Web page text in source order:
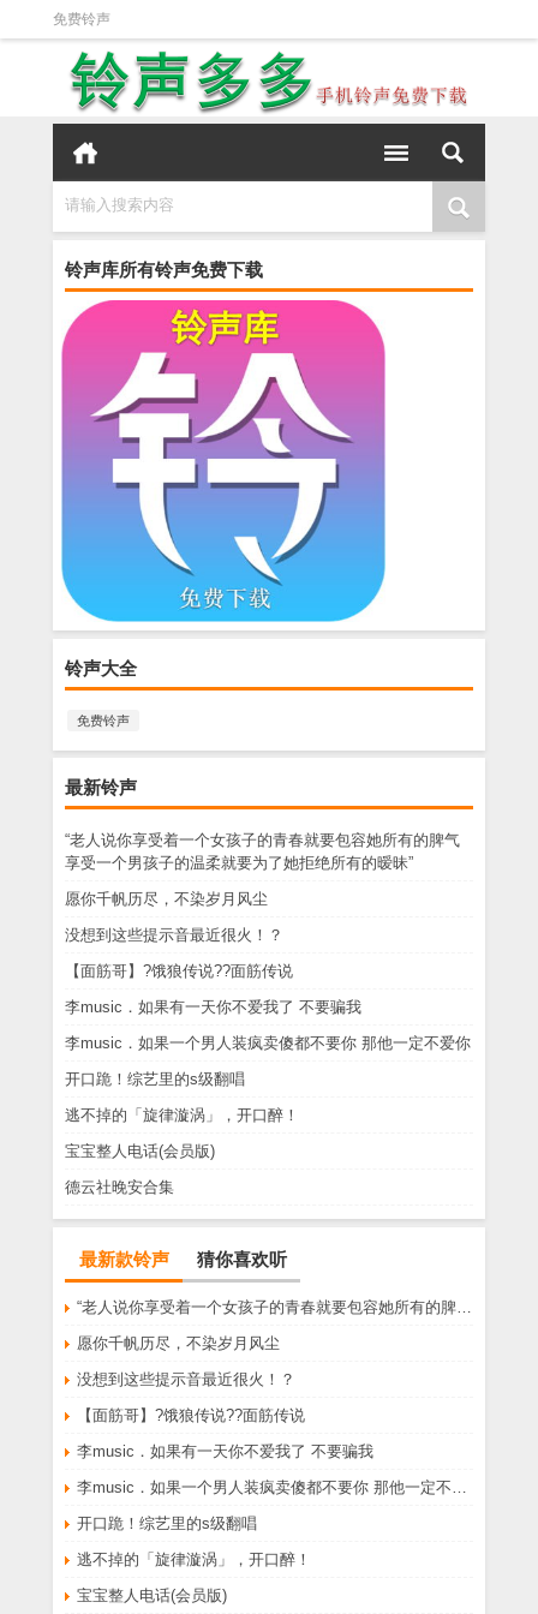
免费铃声
请输入搜索内容
铃声库所有铃声免费下载
铃声大全
免费铃声
最新铃声
“老人说你享受着一个女孩子的青春就要包容她所有的脾气
享受一个男孩子的温柔就要为了她拒绝所有的暧昧”
愿你千帆历尽，不染岁月风尘
没想到这些提示音最近很火！？
【面筋哥】?饿狼传说??面筋传说
李music．如果有一天你不爱我了 不要骗我
李music．如果一个男人装疯卖傻都不要你 那他一定不爱你
开口跪！综艺里的s级翻唱
逃不掉的「旋律漩涡」，开口醉！
宝宝整人电话(会员版)
德云社晚安合集
最新款铃声 猜你喜欢听
愿你千帆历尽，不染岁月风尘
没想到这些提示音最近很火！？
【面筋哥】?饿狼传说??面筋传说
李music．如果有一天你不爱我了 不要骗我
开口跪！综艺里的s级翻唱
逃不掉的「旋律漩涡」，开口醉！
宝宝整人电话(会员版)